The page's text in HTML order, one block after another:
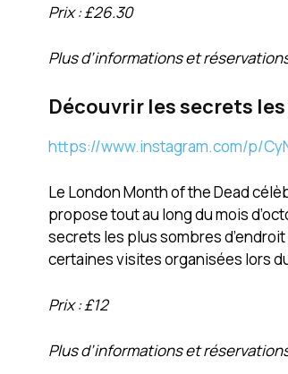
Prix : £26.30
Plus d’informations et
Découvrir les secrets
https://www.instagram.com/p/
Le London Month of the Dead
propose tout au long du mois
secrets les plus sombres
certaines visites organisées lors
Prix : £12
Plus d’informations et